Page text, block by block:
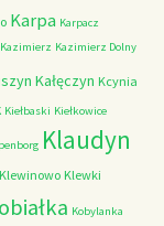
Karpa Karpacz
Kazimierz Kazimierz Dolny
Kałęczyn Kcynia
Kiełbaski Kiełkowice
Klaudyn
Klewinowo Klewki
Kobylanka